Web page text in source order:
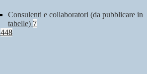
Consulenti e collaboratori (da pubblicare in
tabelle) 7
448